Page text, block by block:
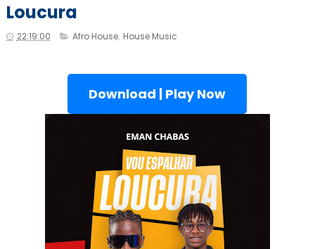
Loucura
22:19:00 Afro House, House Music
Download | Play Now